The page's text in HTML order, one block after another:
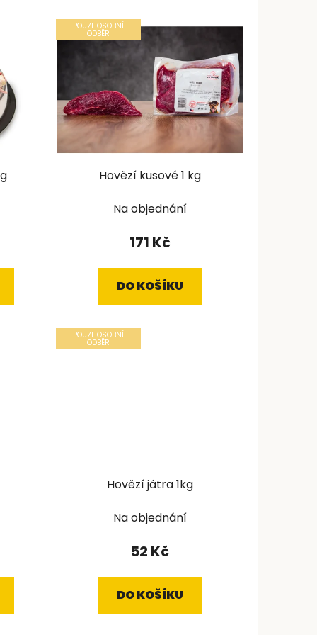
POUZE OSOBNÍ
ODBĚR
Hovězí kusové 1 kg
Na objednání
171 Kč
DO KOŠÍKU
POUZE OSOBNÍ
ODBĚR
Hovězí játra 1kg
Na objednání
52 Kč
DO KOŠÍKU